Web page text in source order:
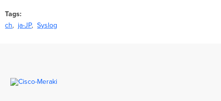
Tags
ch
ja-JP Syslog